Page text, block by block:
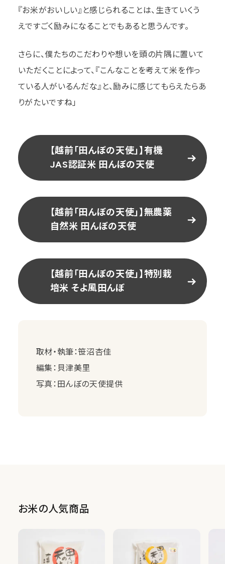
『お米がおいしい』と感じられることは、生きていくう
えですごく励みになることでもあると思うんです。
さらに、僕たちのこだわりや想いを頭の片隅に置いて
いただくことによって、『こんなことを考えて米を作っ
ている人がいるんだな』と、励みに感じてもらえたらあ
りがたいですね」
【越前「田んぼの天使」】有機
JAS認証米 田んぼの天使
【越前「田んぼの天使」】無農薬
自然米 田んぼの天使
【越前「田んぼの天使」】特別栽
培米 そよ風田んぼ
取材・執筆：笹沼杏佳
編集：貝津美里
写真：田んぼの天使提供
お米の人気商品